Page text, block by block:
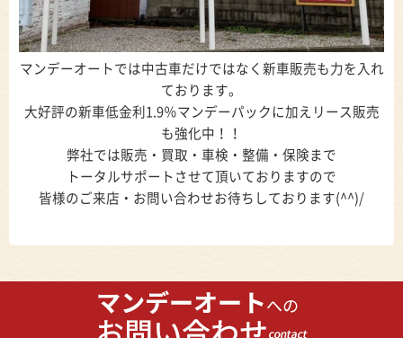
マンデーオートでは中古車だけではなく新車販売も力を入れ
ております。
大好評の新車低金利1.9％マンデーパックに加えリース販売
も強化中！！
弊社では販売・買取・車検・整備・保険まで
トータルサポートさせて頂いておりますので
皆様のご来店・お問い合わせお待ちしております(^^)/